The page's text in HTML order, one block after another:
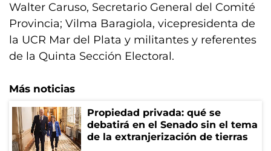
Walter Caruso, Secretario General del Comité
Provincia; Vilma Baragiola, vicepresidenta de
la UCR Mar del Plata y militantes y referentes
de la Quinta Sección Electoral.
Más noticias
Propiedad privada: qué se
debatirá en el Senado sin el tema
de la extranjerización de tierras